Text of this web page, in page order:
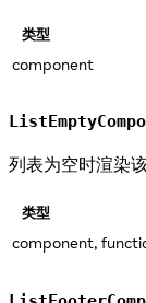
类型
component
列表为空时渲染
类型
component,